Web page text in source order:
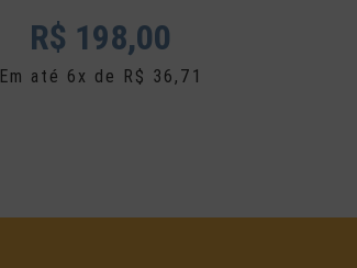
R$ 198,00
Em até 6x de R$ 36,71